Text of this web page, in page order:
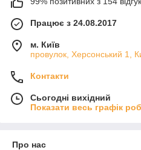
Працює з 24.08.2017
м. Київ
провулок, Херсонський 1,
Контакти
Сьогодні вихідний
Показати весь графік
Про нас